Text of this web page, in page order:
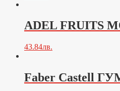
ADEL
43.84лв.
Faber Castell